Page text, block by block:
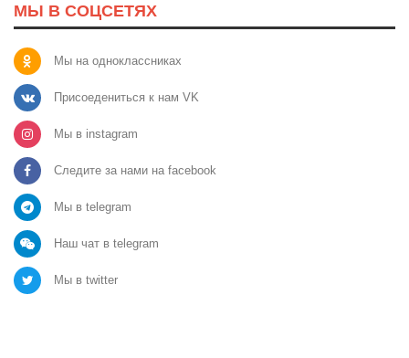
МЫ В СОЦСЕТЯХ
Мы на одноклассниках
Присоедениться к нам VK
Мы в instagram
Следите за нами на facebook
Мы в telegram
Наш чат в telegram
Мы в twitter